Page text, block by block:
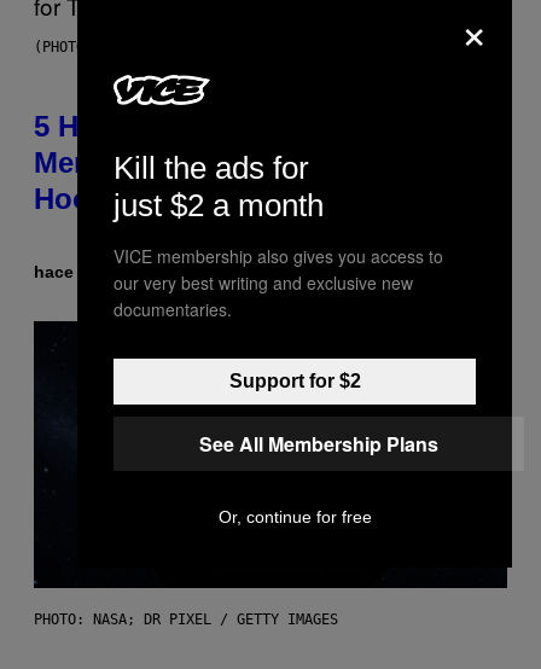
(PHOTO BY STEVE GRANITZ/WIREIMAGE)
5 Hip-Hop Songs That Are Most
Memorable for Their Classic
Hooks
hace 5 horas Caleb Catlin
PHOTO: NASA; DR PIXEL / GETTY IMAGES
×
Kill the ads for
just $2 a month
VICE membership also gives you access to
our very best writing and exclusive new
documentaries.
Support for $2
See All Membership Plans
Or, continue for free